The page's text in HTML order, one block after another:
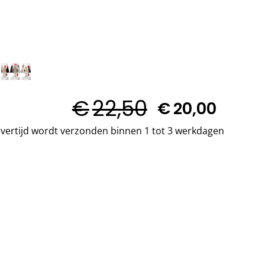
€22,50 €20,00
wordt verzonden binnen 1 tot 3 werkdagen